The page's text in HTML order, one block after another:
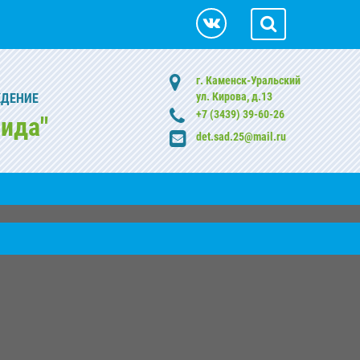
г. Каменск-Уральский
ул. Кирова, д.13
+7 (3439) 39-60-26
det.sad.25@mail.ru